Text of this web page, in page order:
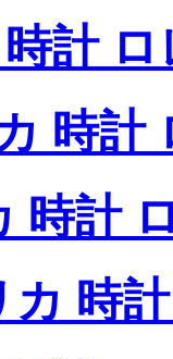
計
時計
時計
カ 時